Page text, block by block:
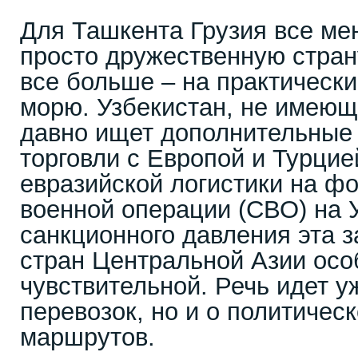
Для Ташкента Грузия все
просто дружественную
все больше – на
морю. Узбекистан, не
давно ищет
торговли с Европой и
евразийской логистики на
военной операции (СВО) на
санкционного давления эта
стран Центральной Азии
чувствительной. Речь идет
перевозок, но и о
маршрутов.